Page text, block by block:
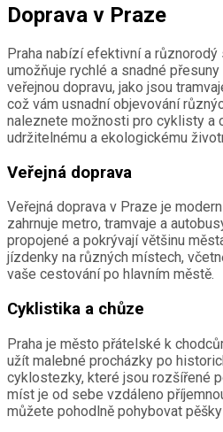
Doprava v Praze
Praha nabízí efektivní a
umožňuje rychlé a snadné
veřejnou dopravu, jako jsou
což vám usnadní objevování
naleznete možnosti pro cyklisty a
udržitelnému a ekologickému
Veřejná doprava
Veřejná doprava v Praze je
zahrnuje metro, tramvaje a
propojené a pokrývají většinu
jízdenky na různých místech,
vaše cestování po hlavním městě.
Cyklistika a chůze
Praha je město přátelské k
užít malebné procházky po
cyklostezky, které jsou rozšířené
míst je od sebe vzdáleno
můžete pohodlně pohybovat